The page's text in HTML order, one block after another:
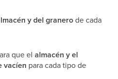
y del granerode cada
que el almacén y el
vacíen para cada tipo de